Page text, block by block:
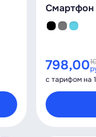
Смартфон
798,00
с тарифом на